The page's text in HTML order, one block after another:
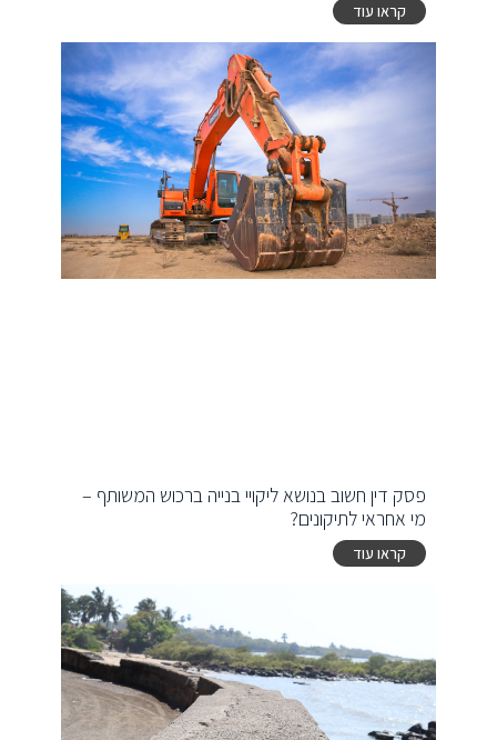
קראו עוד
פסק דין חשוב בנושא ליקויי בנייה ברכוש המשותף –
מי אחראי לתיקונים?
קראו עוד